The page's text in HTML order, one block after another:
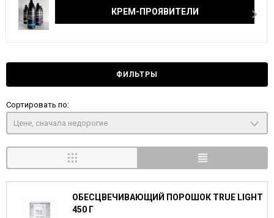
КРЕМ-ПРОЯВИТЕЛИ
ФИЛЬТРЫ
Сортировать по:
Цене, сначала недорогие
ОБЕСЦВЕЧИВАЮЩИЙ ПОРОШОК TRUE LIGHT
450 Г